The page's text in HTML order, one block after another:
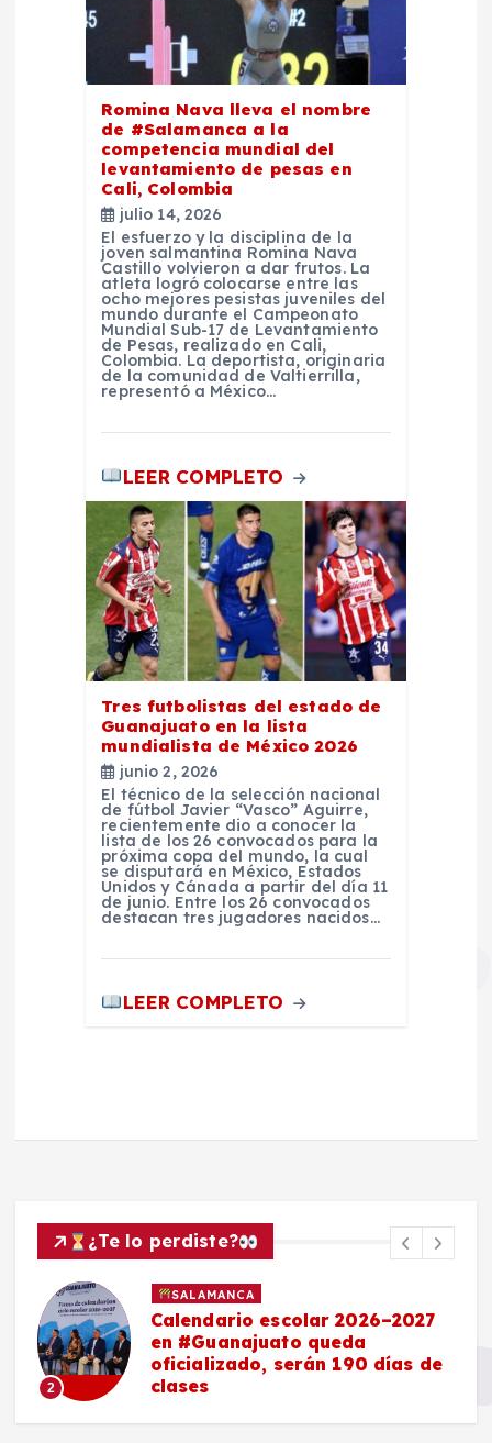
Romina Nava lleva el nombre
de #Salamanca a la
competencia mundial del
levantamiento de pesas en
Cali, Colombia
julio 14, 2026
El esfuerzo y la disciplina de la
joven salmantina Romina Nava
Castillo volvieron a dar frutos. La
atleta logró colocarse entre las
ocho mejores pesistas juveniles del
mundo durante el Campeonato
Mundial Sub-17 de Levantamiento
de Pesas, realizado en Cali,
Colombia. La deportista, originaria
de la comunidad de Valtierrilla,
representó a México…
LEER COMPLETO
Tres futbolistas del estado de
Guanajuato en la lista
mundialista de México 2026
junio 2, 2026
El técnico de la selección nacional
de fútbol Javier “Vasco” Aguirre,
recientemente dio a conocer la
lista de los 26 convocados para la
próxima copa del mundo, la cual
se disputará en México, Estados
Unidos y Cánada a partir del día 11
de junio. Entre los 26 convocados
destacan tres jugadores nacidos…
LEER COMPLETO
¿Te lo perdiste?
2
SALAMANCA
Calendario escolar 2026–2027
en #Guanajuato queda
oficializado, serán 190 días de
clases